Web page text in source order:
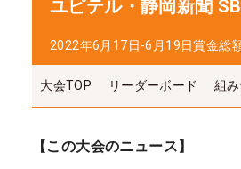
ユピテル・静岡新聞
2022年6月17日-6月19日賞金総
大会TOP リーダーボード 組
【この大会のニュース】